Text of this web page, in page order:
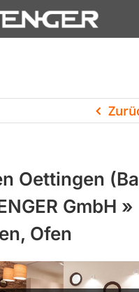
Oettingen
GmbH »
Ofen